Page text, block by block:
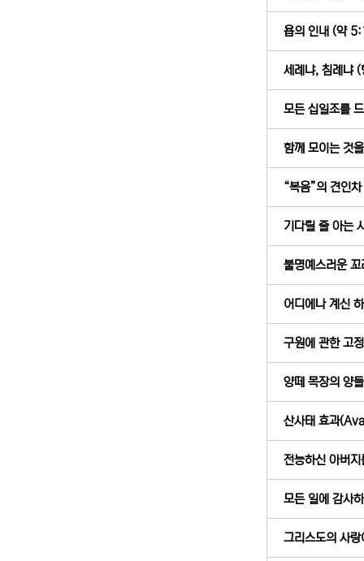
욥의 인내 (약
세례냐, 침례냐
모든 십일조를
함께 모이는 것
“복음”의 견인
기다릴 줄 아는
불명예스러운
어디에나 계신
구원에 관한 고
양떼 목장의 양
산사태 효과
전능하신 아버
모든 일에 감사
그리스도의 사